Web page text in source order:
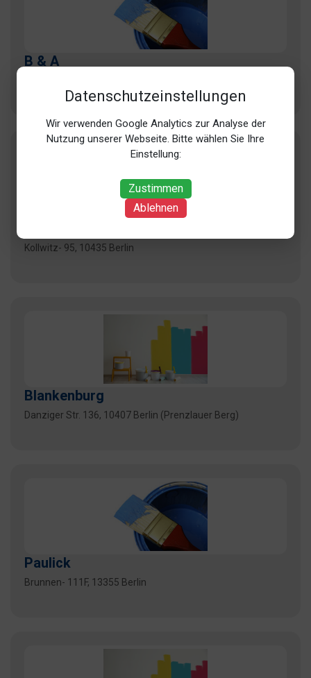
Datenschutzeinstellungen
Wir verwenden Google Analytics zur Analyse der
Nutzung unserer Webseite. Bitte wählen Sie Ihre
Einstellung:
Zustimmen
Ablehnen
B & A
Kollwitz- 95, 10435 Berlin
Blankenburg
Danziger Str. 136, 10407 Berlin (Prenzlauer Berg)
Paulick
Brunnen- 111F, 13355 Berlin